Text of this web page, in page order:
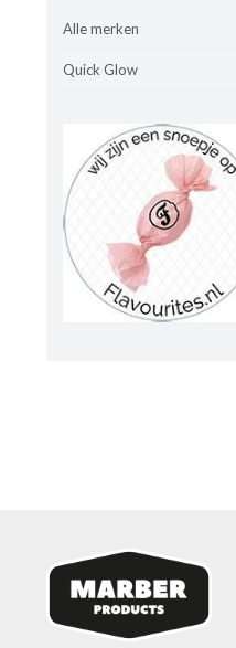
Alle merken
Quick Glow